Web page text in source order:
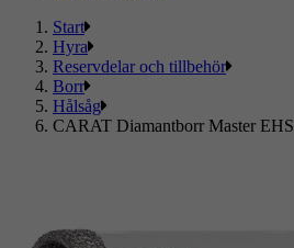
Start
Hyra
Reservdelar och tillbehör
Borr
Hålsåg
CARAT Diamantborr Master EHS